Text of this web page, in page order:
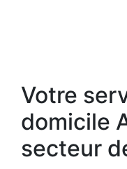
Votre
domicile
secteur